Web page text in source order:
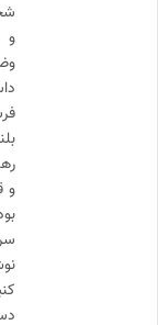
و
و‌